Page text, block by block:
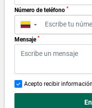
Número de teléfono *
▼
Mensaje *
Acepto recibir